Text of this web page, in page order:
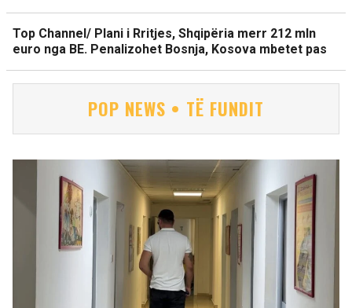
Top Channel/ Plani i Rritjes, Shqipëria merr 212 mln
euro nga BE. Penalizohet Bosnja, Kosova mbetet pas
POP NEWS • TË FUNDIT